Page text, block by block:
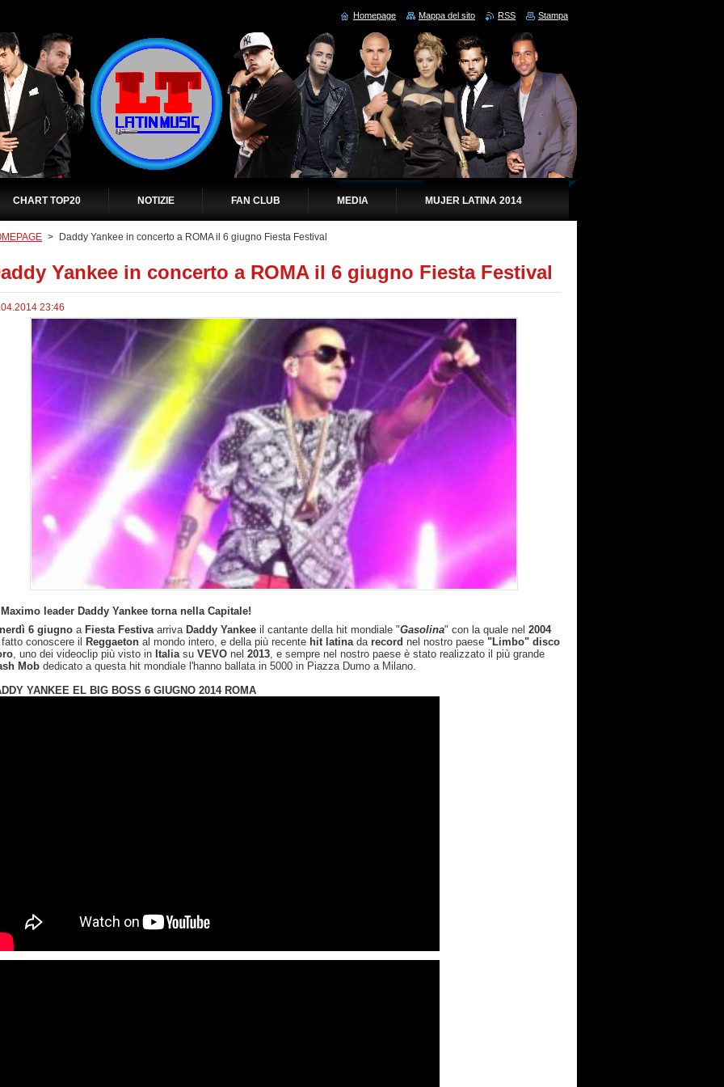
CHART TOP20 NOTIZIE FAN CLUB MEDIA MUJER LATINA 2014
> Daddy Yankee in concerto a ROMA il 6 giugno Fiesta Festival
Yankee in concerto a ROMA il 6 giugno Fiesta Festival
23:46
leader Daddy Yankee torna nella Capitale!
6 giugno aFiesta Festiva arrivaDaddy Yankee il cantante della hit mondiale "Gasolina" con la quale nel 2004
fatto conoscere il
Reggaeton al mondo intero, e della più recente hit latina darecord nel nostro paese "Limbo" disco
, uno dei videoclip più visto in Italiasu VEVO nel 2013, e sempre nel nostro paese è stato realizzato il più grande
Mob dedicato a questa hit mondiale l'hanno ballata in 5000 in Piazza Dumo a Milano.
YANKEE EL BIG BOSS 6 GIUGNO 2014 ROMA
Homepage Mappa del sito RSS Stampa